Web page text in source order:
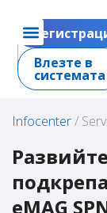
Влезте в
системата
Infocenter/
eMAG
Изберете
Изберете
подкрепа:
Изберете от